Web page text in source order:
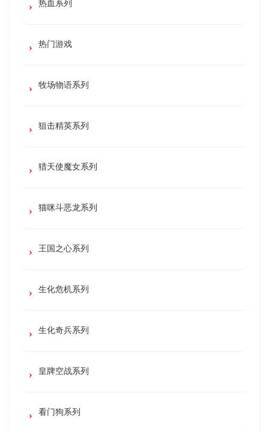
热血系列
热门游戏
牧场物语系列
狙击精英系列
猎天使魔女系列
猫咪斗恶龙系列
王国之心系列
生化危机系列
生化奇兵系列
皇牌空战系列
看门狗系列